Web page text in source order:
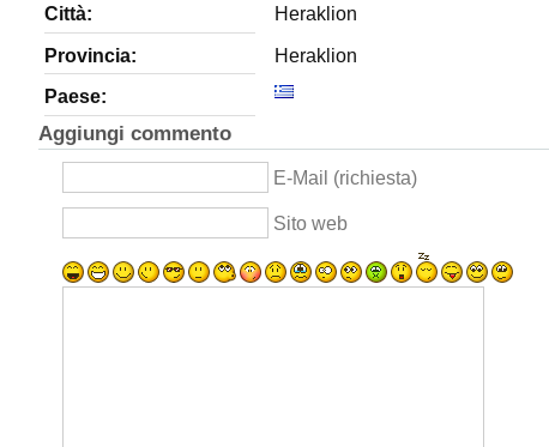
Città: Heraklion
Provincia: Heraklion
Paese:
Aggiungi commento
E-Mail (richiesta)
Sito web